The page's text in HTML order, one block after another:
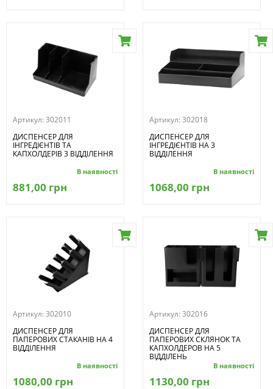
Артикул: 302011
ДИСПЕНСЕР ДЛЯ
ІНГРЕДІЄНТІВ ТА
КАПХОЛДЕРІВ 3 ВІДДІЛЕННЯ
В наявності
881,00 грн
Артикул: 302018
ДИСПЕНСЕР ДЛЯ
ІНГРЕДІЄНТІВ НА 3
ВІДДІЛЕННЯ
В наявності
1068,00 грн
Артикул: 302010
ДИСПЕНСЕР ДЛЯ
ПАПЕРОВИХ СТАКАНІВ НА 4
ВІДДІЛЕННЯ
В наявності
1080,00 грн
Артикул: 302016
ДИСПЕНСЕР ДЛЯ
ПАПЕРОВИХ СКЛЯНОК ТА
КАПХОЛДЕРОВ НА 5
ВІДДІЛЕНЬ
В наявності
1130,00 грн